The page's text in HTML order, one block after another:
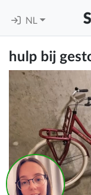
NL
hulp bij